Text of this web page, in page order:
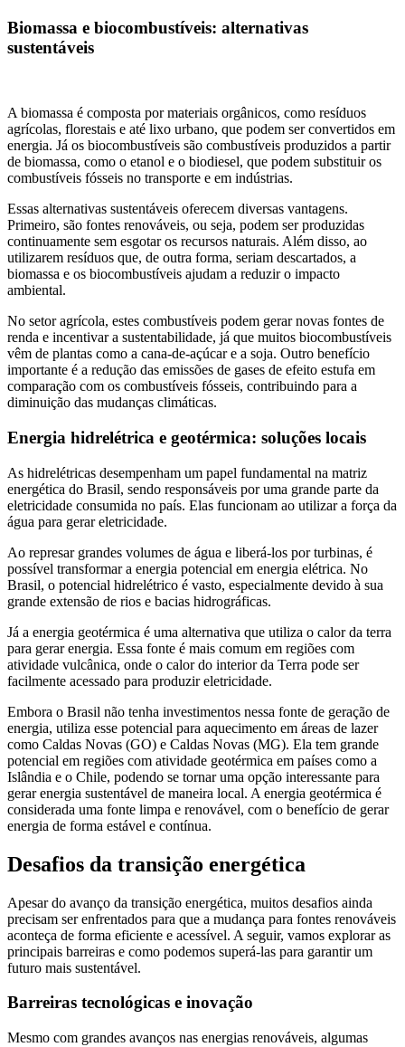
Biomassa e biocombustíveis: alternativas
sustentáveis
A biomassa é composta por materiais orgânicos, como resíduos
agrícolas, florestais e até lixo urbano, que podem ser convertidos em
energia. Já os biocombustíveis são combustíveis produzidos a partir
de biomassa, como o etanol e o biodiesel, que podem substituir os
combustíveis fósseis no transporte e em indústrias.
Essas alternativas sustentáveis oferecem diversas vantagens.
Primeiro, são fontes renováveis, ou seja, podem ser produzidas
continuamente sem esgotar os recursos naturais. Além disso, ao
utilizarem resíduos que, de outra forma, seriam descartados, a
biomassa e os biocombustíveis ajudam a reduzir o impacto
ambiental.
No setor agrícola, estes combustíveis podem gerar novas fontes de
renda e incentivar a sustentabilidade, já que muitos biocombustíveis
vêm de plantas como a cana-de-açúcar e a soja. Outro benefício
importante é a redução das emissões de gases de efeito estufa em
comparação com os combustíveis fósseis, contribuindo para a
diminuição das mudanças climáticas.
Energia hidrelétrica e geotérmica: soluções locais
As hidrelétricas desempenham um papel fundamental na matriz
energética do Brasil, sendo responsáveis por uma grande parte da
eletricidade consumida no país. Elas funcionam ao utilizar a força da
água para gerar eletricidade.
Ao represar grandes volumes de água e liberá-los por turbinas, é
possível transformar a energia potencial em energia elétrica. No
Brasil, o potencial hidrelétrico é vasto, especialmente devido à sua
grande extensão de rios e bacias hidrográficas.
Já a energia geotérmica é uma alternativa que utiliza o calor da terra
para gerar energia. Essa fonte é mais comum em regiões com
atividade vulcânica, onde o calor do interior da Terra pode ser
facilmente acessado para produzir eletricidade.
Embora o Brasil não tenha investimentos nessa fonte de geração de
energia, utiliza esse potencial para aquecimento em áreas de lazer
como Caldas Novas (GO) e Caldas Novas (MG). Ela tem grande
potencial em regiões com atividade geotérmica em países como a
Islândia e o Chile, podendo se tornar uma opção interessante para
gerar energia sustentável de maneira local. A energia geotérmica é
considerada uma fonte limpa e renovável, com o benefício de gerar
energia de forma estável e contínua.
Desafios da transição energética
Apesar do avanço da transição energética, muitos desafios ainda
precisam ser enfrentados para que a mudança para fontes renováveis
aconteça de forma eficiente e acessível. A seguir, vamos explorar as
principais barreiras e como podemos superá-las para garantir um
futuro mais sustentável.
Barreiras tecnológicas e inovação
Mesmo com grandes avanços nas energias renováveis, algumas